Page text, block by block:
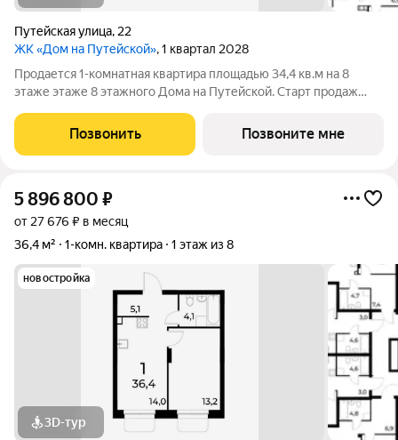
Путейская улица, 22
ЖК «Дом на Путейской», 1 квартал 2028
Продается 1-комнатная квартира площадью 34,4 кв.м на 8
этаже этаже 8 этажного Дома на Путейской. Старт продаж
уютный проект от ГК АГРОСПЕЦТЕХ средней этажности (8
этажей) в Канавинском районе,
Позвонить Позвоните мне
5 896 800 ₽
от 27 676 ₽ в месяц
36,4 м²
1-комн. квартира 1 этаж из 8
новостройка
3D-тур